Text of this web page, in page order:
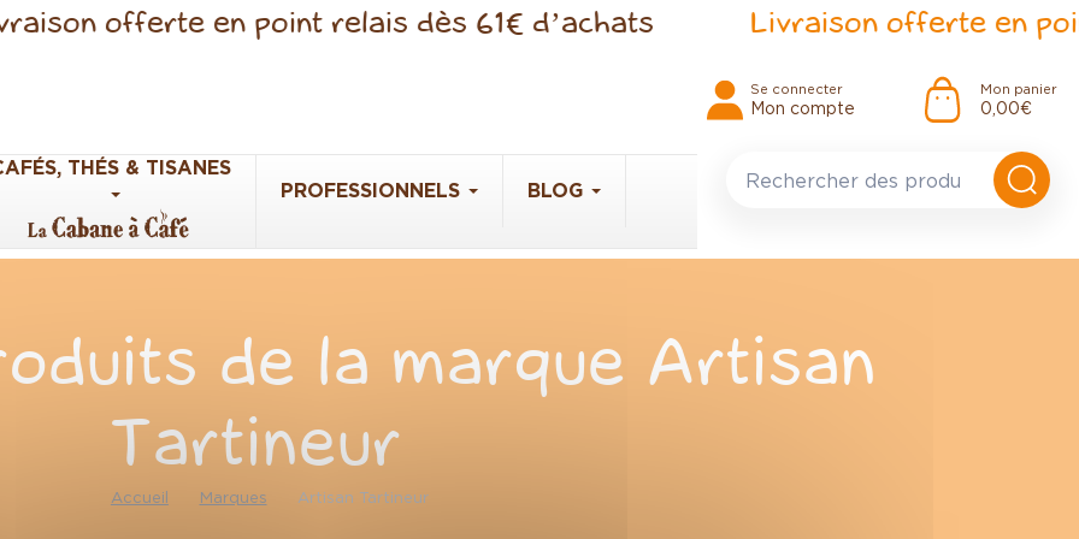
offerte en point relais dès 61€ d’achats Livraison offerte en
Se connecter
Mon compte
Mon panier
0,00 €
THÉS & TISANES
PROFESSIONNELS
BLOG
de la marque Artisan
Tartineur
Accueil Marques Artisan Tartineur